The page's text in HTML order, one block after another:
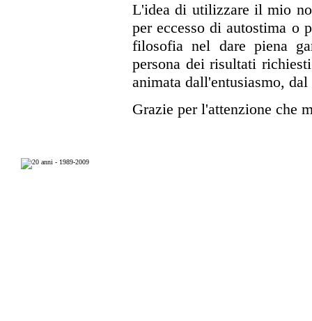
L'idea di utilizzare il mio
per eccesso di autostima o
filosofia nel dare piena
persona dei risultati
animata dall'entusiasmo,
Grazie per l'attenzione che